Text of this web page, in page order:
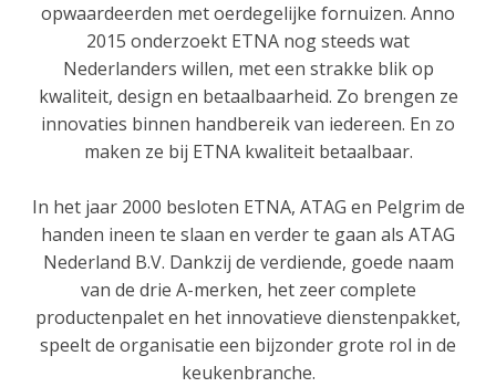
opwaardeerden met oerdegelijke fornuizen. Anno
2015 onderzoekt ETNA nog steeds wat
Nederlanders willen, met een strakke blik op
kwaliteit, design en betaalbaarheid. Zo brengen ze
innovaties binnen handbereik van iedereen. En zo
maken ze bij ETNA kwaliteit betaalbaar.
In het jaar 2000 besloten ETNA, ATAG en Pelgrim de
handen ineen te slaan en verder te gaan als ATAG
Nederland B.V. Dankzij de verdiende, goede naam
van de drie A-merken, het zeer complete
productenpalet en het innovatieve dienstenpakket,
speelt de organisatie een bijzonder grote rol in de
keukenbranche.